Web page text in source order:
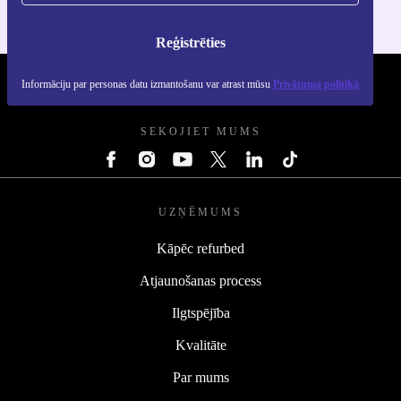
Reģistrēties
Informāciju par personas datu izmantošanu var atrast mūsu Privātuma politikā
REFURBED - RETHINK NEW.
SEKOJIET MUMS
UZŅĒMUMS
Kāpēc refurbed
Atjaunošanas process
Ilgtspējība
Kvalitāte
Par mums